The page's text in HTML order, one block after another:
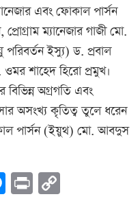
এবং ফোকাল পার্সন
ম্যানেজার গাজী মো.
পরিবর্তন ইস্যু) ড. প্রবাল
শাহেদ হিরো প্রমুখ।
অগ্রগতি এবং
অসংখ্য কৃতিত্ব তুলে ধরেন
পার্সন (ইয়ুথ) মো. আবদুস
Messenger
Print